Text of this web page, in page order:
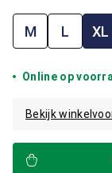
M L XL
Online op
Bekijk